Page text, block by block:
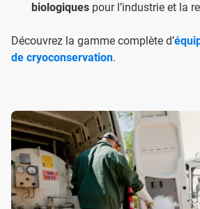
biologiquespour l’industrie et la
Découvrez la gamme complète d’
de cryoconservation.